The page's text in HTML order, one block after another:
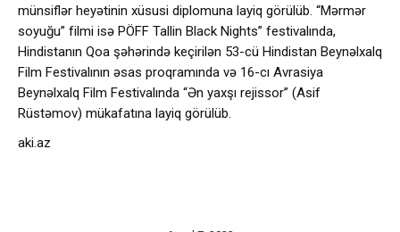
münsiflər heyətinin xüsusi diplomuna layiq görülüb. “Mərmər
soyuğu” filmi isə PÖFF Tallin Black Nights” festivalında,
Hindistanın Qoa şəhərində keçirilən 53-cü Hindistan Beynəlxalq
Film Festivalının əsas proqramında və 16-cı Avrasiya
Beynəlxalq Film Festivalında “Ən yaxşı rejissor” (Asif
Rüstəmov) mükafatına layiq görülüb.
aki.az